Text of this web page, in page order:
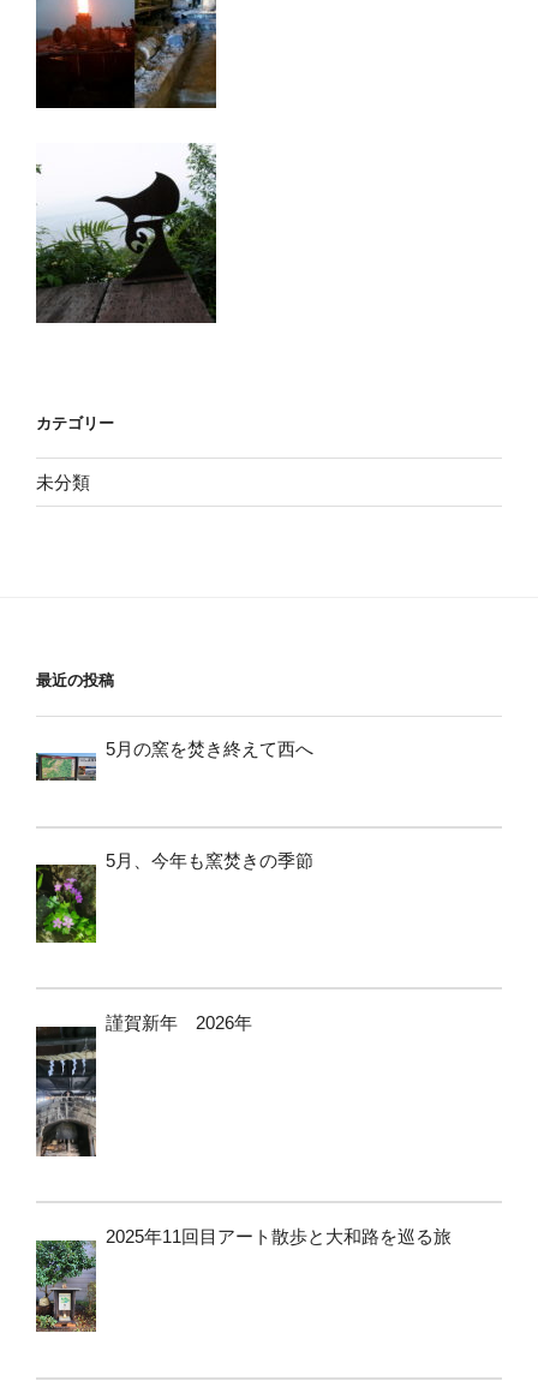
カテゴリー
未分類
最近の投稿
5月の窯を焚き終えて西へ
5月、今年も窯焚きの季節
謹賀新年 2026年
2025年11回目アート散歩と大和路を巡る旅